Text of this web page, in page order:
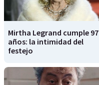
Mirtha Legrand cumple 97
años: la intimidad del
festejo